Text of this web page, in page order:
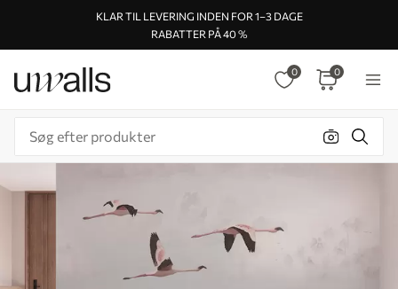
KLAR TIL LEVERING INDEN FOR 1–3 DAGE
RABATTER PÅ 40 %
0 0